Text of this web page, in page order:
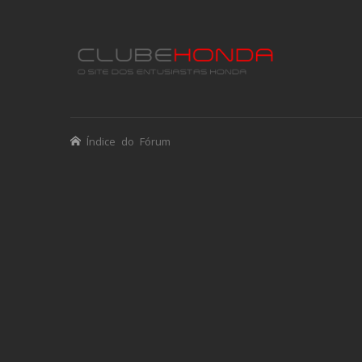
Índice do Fórum